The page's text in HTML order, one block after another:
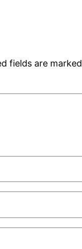
fields are marked